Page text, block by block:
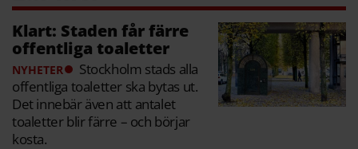
Klart: Staden får färre
offentliga toaletter
NYHETER
Stockholm stads alla
offentliga toaletter ska bytas ut.
Det innebär även att antalet
toaletter blir färre – och börjar
kosta.